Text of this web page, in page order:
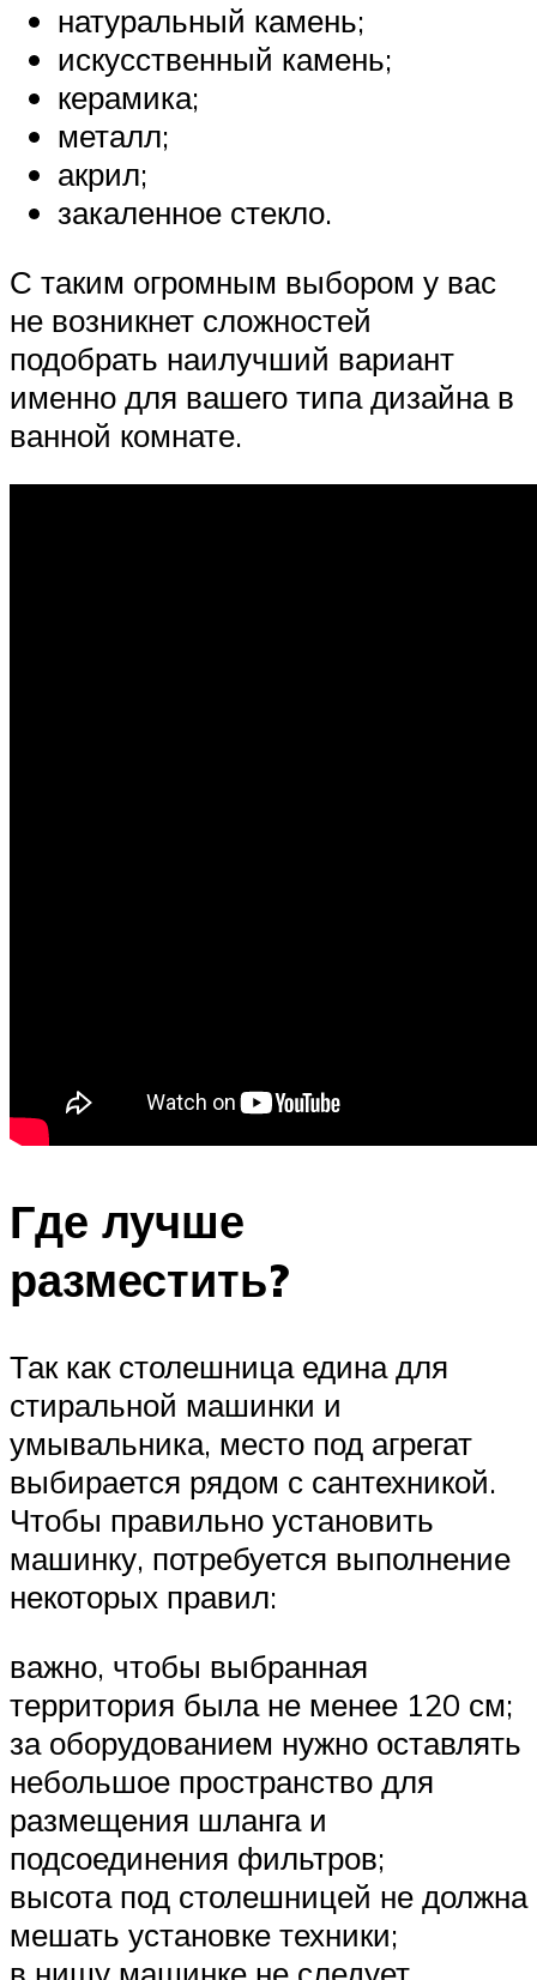
натуральный камень;
искусственный камень;
керамика;
металл;
акрил;
закаленное стекло.
С таким огромным выбором у вас
не возникнет сложностей
подобрать наилучший вариант
именно для вашего типа дизайна в
ванной комнате.
Где лучше
разместить?
Так как столешница едина для
стиральной машинки и
умывальника, место под агрегат
выбирается рядом с сантехникой.
Чтобы правильно установить
машинку, потребуется выполнение
некоторых правил:
важно, чтобы выбранная
территория была не менее 120 см;
за оборудованием нужно оставлять
небольшое пространство для
размещения шланга и
подсоединения фильтров;
высота под столешницей не должна
мешать установке техники;
в нишу машинке не следует